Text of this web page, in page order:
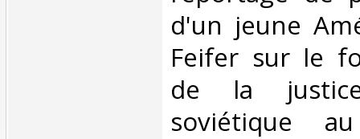
d'un jeune
Feifer sur le
de la
soviétique